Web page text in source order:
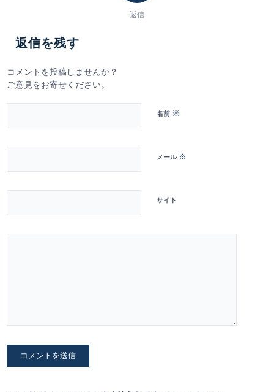
返信
返信を残す
コメントを投稿しませんか？
ご意見をお寄せください。
名前 ※
メール ※
サイト